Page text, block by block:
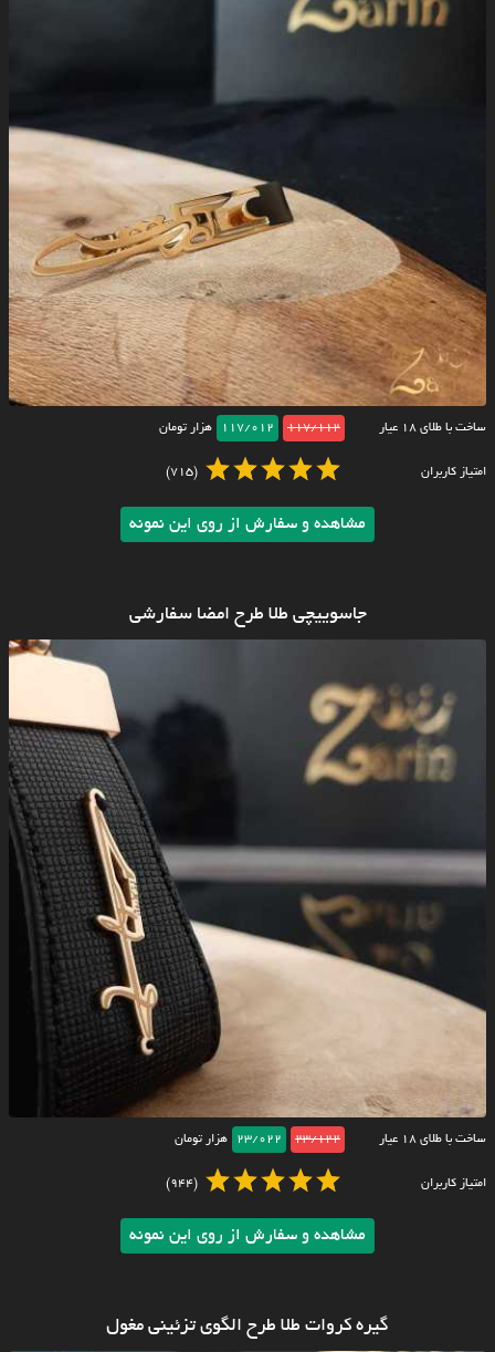
ساخت با طلای ۱۸ عیار 117/112
117/012 هزار تومان
امتیاز کاربران (715)
مشاهده و سفارش از روی این نمونه
جاسوییچی طلا طرح امضا سفارشی
ساخت با طلای ۱۸ عیار 23/122
23/022 هزار تومان
امتیاز کاربران (944)
مشاهده و سفارش از روی این نمونه
گیره کروات طلا طرح الگوی تزئینی مغول